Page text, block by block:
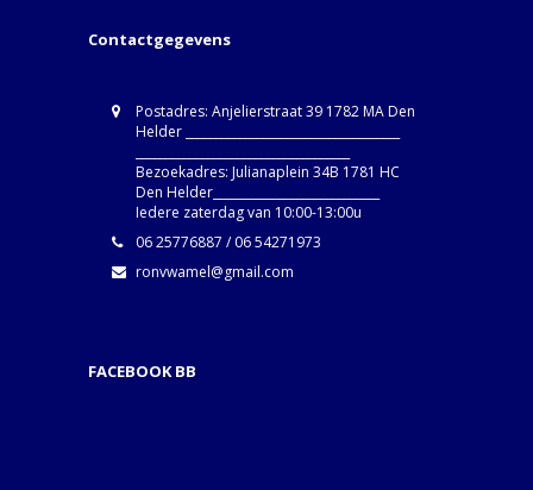
Contactgegevens
Postadres: Anjelierstraat 39 1782 MA Den
Helder ____________________________________
Bezoekadres: Julianaplein 34B 1781 HC
Den Helder____________________________
Iedere zaterdag van 10:00-13:00u
06 25776887 / 06 54271973
ronvwamel@gmail.com
FACEBOOK BB